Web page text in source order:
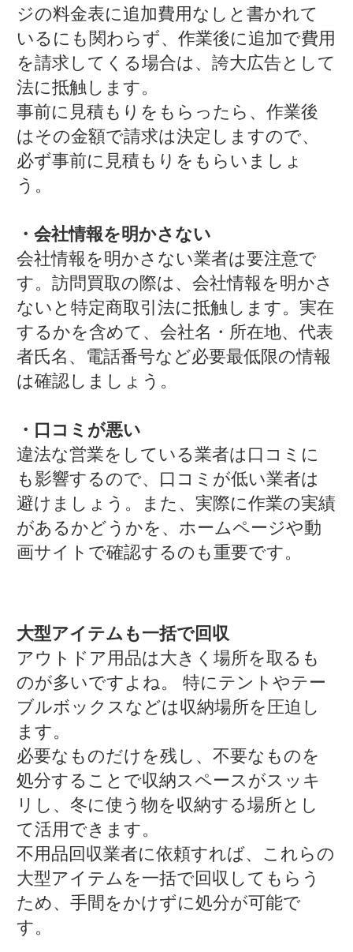
ジの料金表に追加費用なしと書かれて
いるにも関わらず、作業後に追加で費用
を請求してくる場合は、誇大広告として
法に抵触します。
事前に見積もりをもらったら、作業後
はその金額で請求は決定しますので、
必ず事前に見積もりをもらいましょ
う。
・会社情報を明かさない
会社情報を明かさない業者は要注意で
す。訪問買取の際は、会社情報を明かさ
ないと特定商取引法に抵触します。実在
するかを含めて、会社名・所在地、代表
者氏名、電話番号など必要最低限の情報
は確認しましょう。
・口コミが悪い
違法な営業をしている業者は口コミに
も影響するので、口コミが低い業者は
避けましょう。また、実際に作業の実績
があるかどうかを、ホームページや動
画サイトで確認するのも重要です。
大型アイテムも一括で回収
アウトドア用品は大きく場所を取るも
のが多いですよね。 特にテントやテー
ブルボックスなどは収納場所を圧迫し
ます。
必要なものだけを残し、不要なものを
処分することで収納スペースがスッキ
リし、冬に使う物を収納する場所とし
て活用できます。
不用品回収業者に依頼すれば、これらの
大型アイテムを一括で回収してもらう
ため、手間をかけずに処分が可能で
す。